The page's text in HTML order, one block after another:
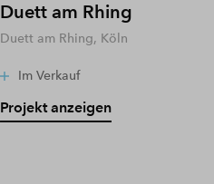
Duett am Rhing
Duett am Rhing, Köln
Im Verkauf
Projekt anzeigen